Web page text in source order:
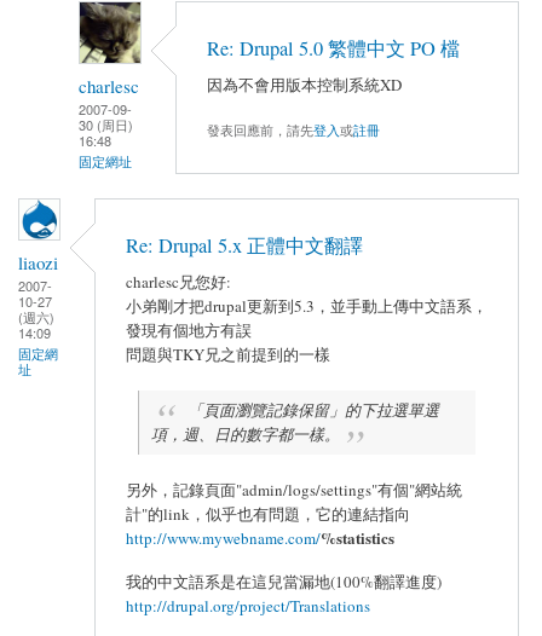
charlesc
2007-09-
30 (周日)
16:48
固定網址
Re: Drupal 5.0 繁體中文 PO 檔
因為不會用版本控制系統XD
發表回應前，請先登入或註冊
liaozi
2007-
10-27
(週六)
14:09
固定網
址
Re: Drupal 5.x 正體中文翻譯
charlesc兄您好:
小弟剛才把drupal更新到5.3，並手動上傳中文語系，
發現有個地方有誤
問題與TKY兄之前提到的一樣
「頁面瀏覽記錄保留」的下拉選單選
項，週、日的數字都一樣。
另外，記錄頁面"admin/logs/settings"有個"網站統
計"的link，似乎也有問題，它的連結指向
http://www.mywebname.com/%statistics
我的中文語系是在這兒當漏地(100%翻譯進度)
http://drupal.org/project/Translations